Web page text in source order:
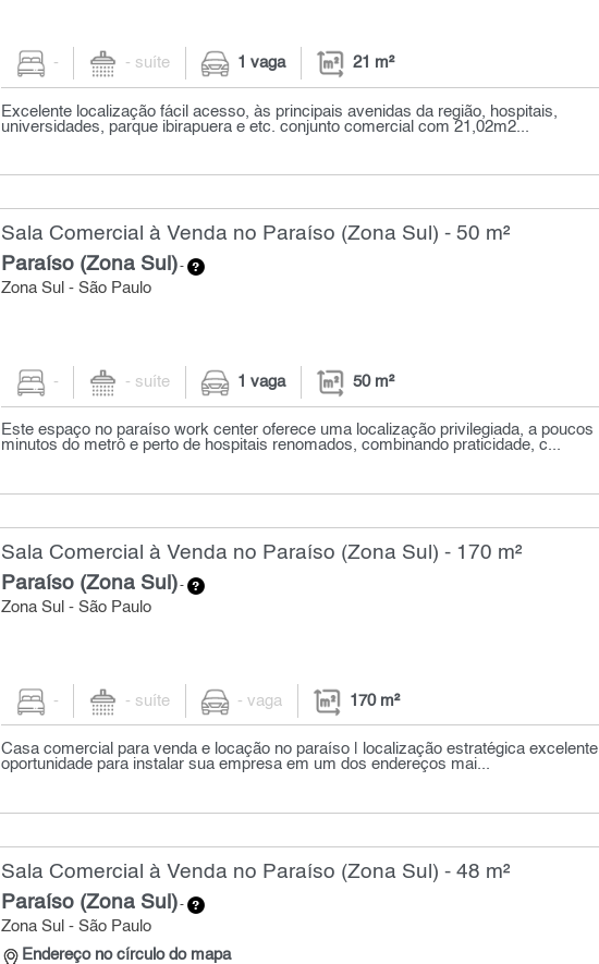
- - suíte 1 vaga 21 m²
Excelente localização fácil acesso, às principais avenidas da região, hospitais,
universidades, parque ibirapuera e etc. conjunto comercial com 21,02m2...
Sala Comercial à Venda no Paraíso (Zona Sul) - 50 m²
Paraíso (Zona Sul)-
Zona Sul - São Paulo
- - suíte 1 vaga 50 m²
Este espaço no paraíso work center oferece uma localização privilegiada, a poucos
minutos do metrô e perto de hospitais renomados, combinando praticidade, c...
Sala Comercial à Venda no Paraíso (Zona Sul) - 170 m²
Paraíso (Zona Sul)-
Zona Sul - São Paulo
- - suíte - vaga 170 m²
Casa comercial para venda e locação no paraíso | localização estratégica excelente
oportunidade para instalar sua empresa em um dos endereços mai...
Sala Comercial à Venda no Paraíso (Zona Sul) - 48 m²
Paraíso (Zona Sul)-
Zona Sul - São Paulo
Endereço no círculo do mapa